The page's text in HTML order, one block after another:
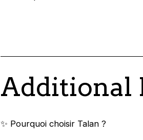
Additional
✨ Pourquoi choisir Talan ?